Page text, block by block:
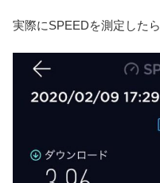
実際にSPEEDを測定した